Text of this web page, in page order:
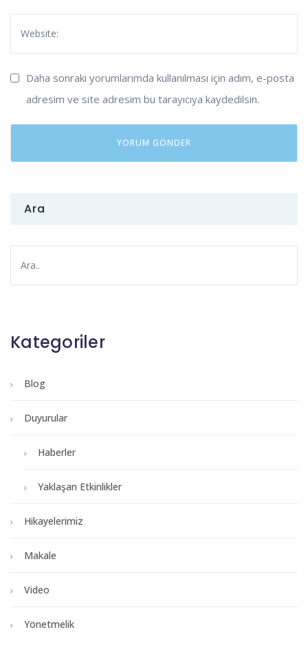
Daha sonraki yorumlarımda kullanılması için adım, e-posta
adresim ve site adresim bu tarayıcıya kaydedilsin.
Ara
Kategoriler
Blog
Duyurular
Haberler
Yaklaşan Etkinlikler
Hikayelerimiz
Makale
Video
Yönetmelik